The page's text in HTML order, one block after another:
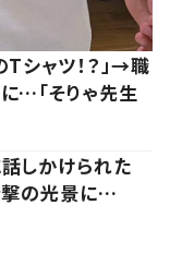
シャツ！？」→職
…「そりゃ先生
しかけられた
撃の光景に…